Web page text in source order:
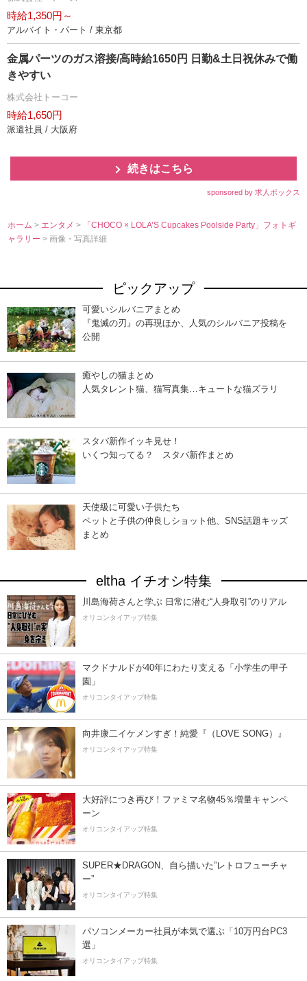
時給1,350円～
アルバイト・パート / 東京都
金属パーツのガス溶接/高時給1650円 日勤&土日祝休みで働
きやすい
株式会社トーコー
時給1,650円
派遣社員 / 大阪府
続きはこちら
sponsored by 求人ボックス
ホーム > エンタメ>
「CHOCO × LOLA’S Cupcakes Poolside Party」フォトギ
ャラリー> 画像・写真詳細
ピックアップ
可愛いシルバニアまとめ
『鬼滅の刃』の再現ほか、人気のシルバニア投稿を
公開
癒やしの猫まとめ
人気タレント猫、猫写真集…キュートな猫ズラリ
スタバ新作イッキ見せ！
いくつ知ってる？ スタバ新作まとめ
天使級に可愛い子供たち
ペットと子供の仲良しショット他、SNS話題キッズ
まとめ
eltha イチオシ特集
川島海荷さんと学ぶ 日常に潜む“人身取引”のリアル
オリコンタイアップ特集
マクドナルドが40年にわたり支える「小学生の甲子
園」
オリコンタイアップ特集
向井康二イケメンすぎ！純愛『（LOVE SONG）』
オリコンタイアップ特集
大好評につき再び！ファミマ名物45％増量キャンペ
ーン
オリコンタイアップ特集
SUPER★DRAGON、自ら描いた”レトロフューチャ
ー”
オリコンタイアップ特集
パソコンメーカー社員が本気で選ぶ「10万円台PC3
選」
オリコンタイアップ特集